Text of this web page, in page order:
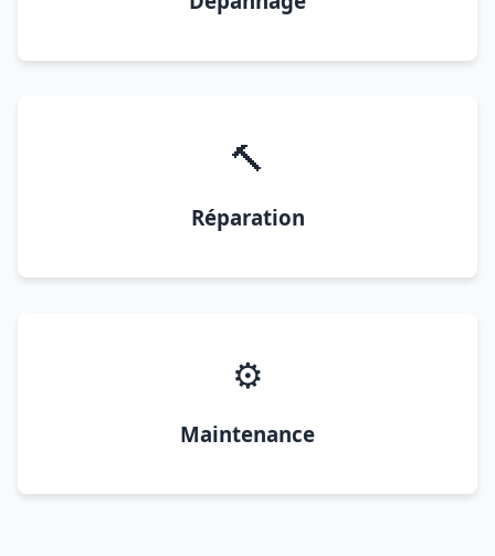
🔨
Réparation
⚙️
Maintenance